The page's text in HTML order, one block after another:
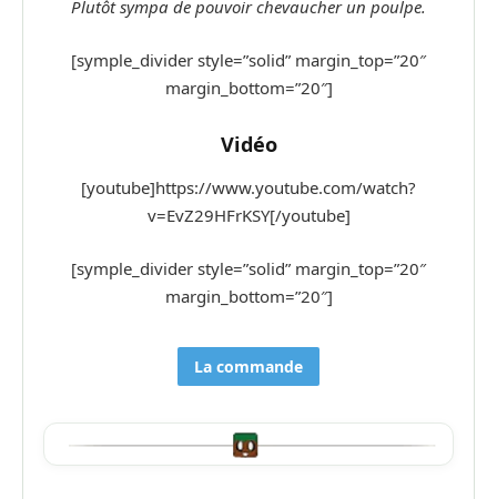
Plutôt sympa de pouvoir chevaucher un poulpe.
[symple_divider style=”solid” margin_top=”20″
margin_bottom=”20″]
Vidéo
[youtube]https://www.youtube.com/watch?
v=EvZ29HFrKSY[/youtube]
[symple_divider style=”solid” margin_top=”20″
margin_bottom=”20″]
La commande